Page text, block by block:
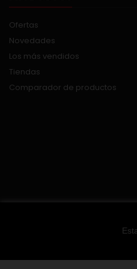
Ofertas
Novedades
Los más vendidos
Tiendas
Comparador de productos